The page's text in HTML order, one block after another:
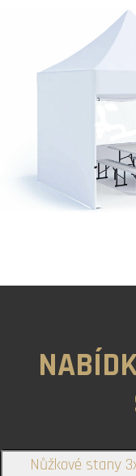
Nůžkové stany